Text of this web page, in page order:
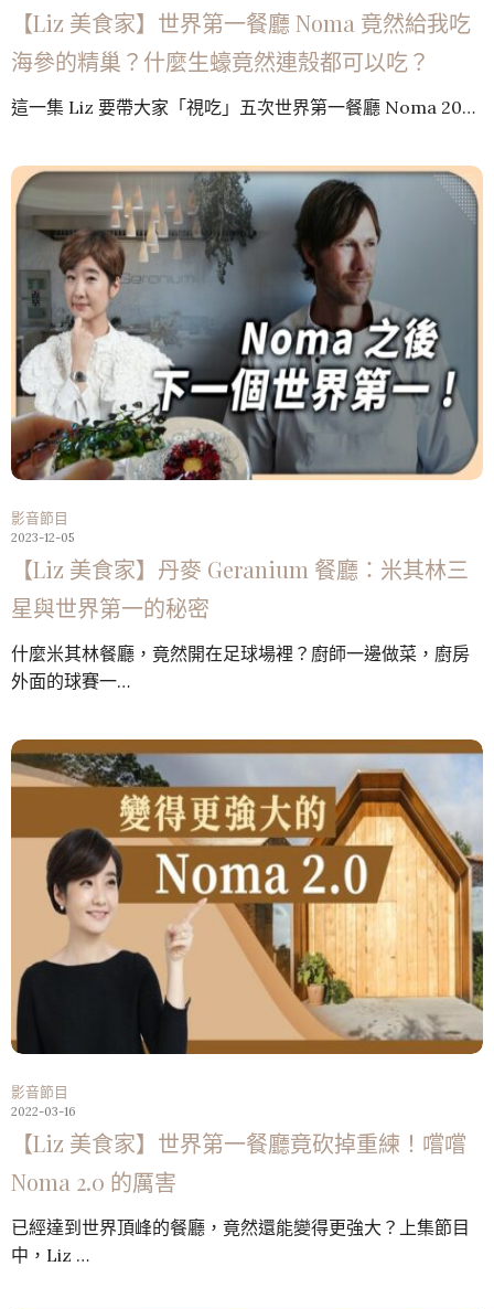
【Liz 美食家】世界第一餐廳 Noma 竟然給我吃
海參的精巢？什麼生蠔竟然連殼都可以吃？
這一集 Liz 要帶大家「視吃」五次世界第一餐廳 Noma 20…
影音節目
2023-12-05
【Liz 美食家】丹麥 Geranium 餐廳：米其林三
星與世界第一的秘密
什麼米其林餐廳，竟然開在足球場裡？廚師一邊做菜，廚房
外面的球賽一…
影音節目
2022-03-16
【Liz 美食家】世界第一餐廳竟砍掉重練！嚐嚐
Noma 2.0 的厲害
已經達到世界頂峰的餐廳，竟然還能變得更強大？上集節目
中，Liz …